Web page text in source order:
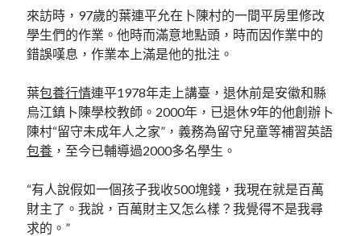
來訪時，97歲的葉連平允在卜陳村的一間平房里修改
學生們的作業。他時而滿意地點頭，時而因作業中的
錯誤嘆息，作業本上滿是他的批注。
葉包養行情連平1978年走上講臺，退休前是安徽和縣
烏江鎮卜陳學校教師。2000年，已退休9年的他創辦卜
陳村“留守未成年人之家”，義務為留守兒童等補習英語
包養 ，至今已輔導過2000多名學生。
“有人說假如一個孩子我收500塊錢，我現在就是百萬
財主了。我說，百萬財主又怎么樣？我覺得不是我尋
求的。”